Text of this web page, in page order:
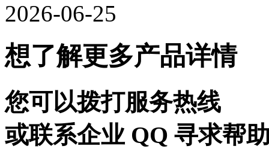
2026-06-25
想了解更多产品详情
您可以拨打服务热线
或联系企业 QQ 寻求帮